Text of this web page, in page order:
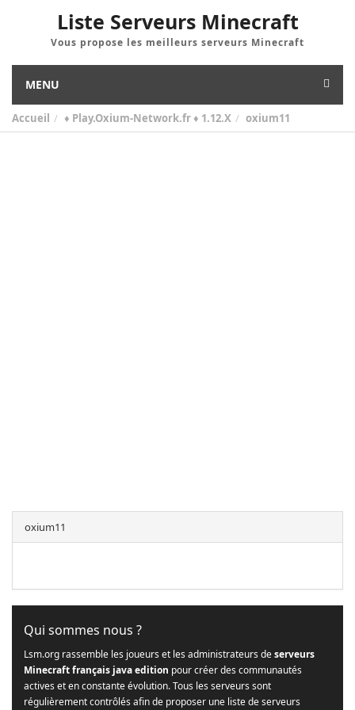
Liste Serveurs Minecraft
Vous propose les meilleurs serveurs Minecraft
MENU
Accueil ♦ Play.Oxium-Network.fr ♦ 1.12.X oxium11
oxium11
Qui sommes nous ?
Lsm.org rassemble les joueurs et les administrateurs deserveurs
Minecraft français java edition pour créer des communautés
actives et en constante évolution. Tous les serveurs sont
régulièrement contrôlés afin de proposer une liste de serveurs